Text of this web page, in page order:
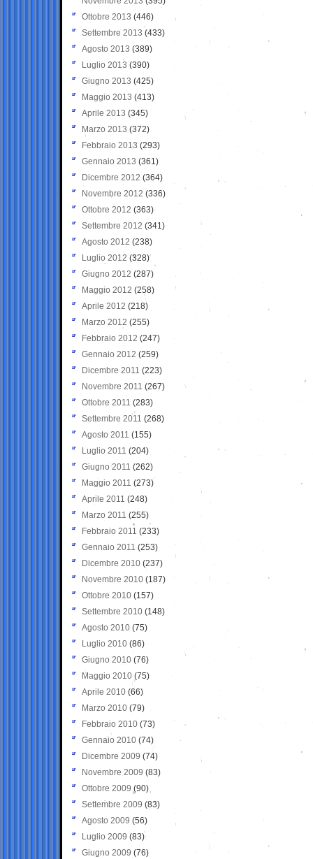
Ottobre 2013 (446)
Settembre 2013 (433)
Agosto 2013 (389)
Luglio 2013 (390)
Giugno 2013 (425)
Maggio 2013 (413)
Aprile 2013 (345)
Marzo 2013 (372)
Febbraio 2013 (293)
Gennaio 2013 (361)
Dicembre 2012 (364)
Novembre 2012 (336)
Ottobre 2012 (363)
Settembre 2012 (341)
Agosto 2012 (238)
Luglio 2012 (328)
Giugno 2012 (287)
Maggio 2012 (258)
Aprile 2012 (218)
Marzo 2012 (255)
Febbraio 2012 (247)
Gennaio 2012 (259)
Dicembre 2011 (223)
Novembre 2011 (267)
Ottobre 2011 (283)
Settembre 2011 (268)
Agosto 2011 (155)
Luglio 2011 (204)
Giugno 2011 (262)
Maggio 2011 (273)
Aprile 2011 (248)
Marzo 2011 (255)
Febbraio 2011 (233)
Gennaio 2011 (253)
Dicembre 2010 (237)
Novembre 2010 (187)
Ottobre 2010 (157)
Settembre 2010 (148)
Agosto 2010 (75)
Luglio 2010 (86)
Giugno 2010 (76)
Maggio 2010 (75)
Aprile 2010 (66)
Marzo 2010 (79)
Febbraio 2010 (73)
Gennaio 2010 (74)
Dicembre 2009 (74)
Novembre 2009 (83)
Ottobre 2009 (90)
Settembre 2009 (83)
Agosto 2009 (56)
Luglio 2009 (83)
Giugno 2009 (76)